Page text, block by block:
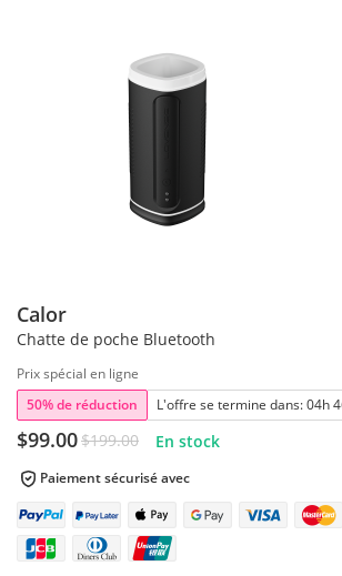
Calor
Chatte de poche Bluetooth
Prix spécial en ligne
50% de réduction
L'offre se termine dans:04h
$99.00$199.00 En stock
Paiement sécurisé avec